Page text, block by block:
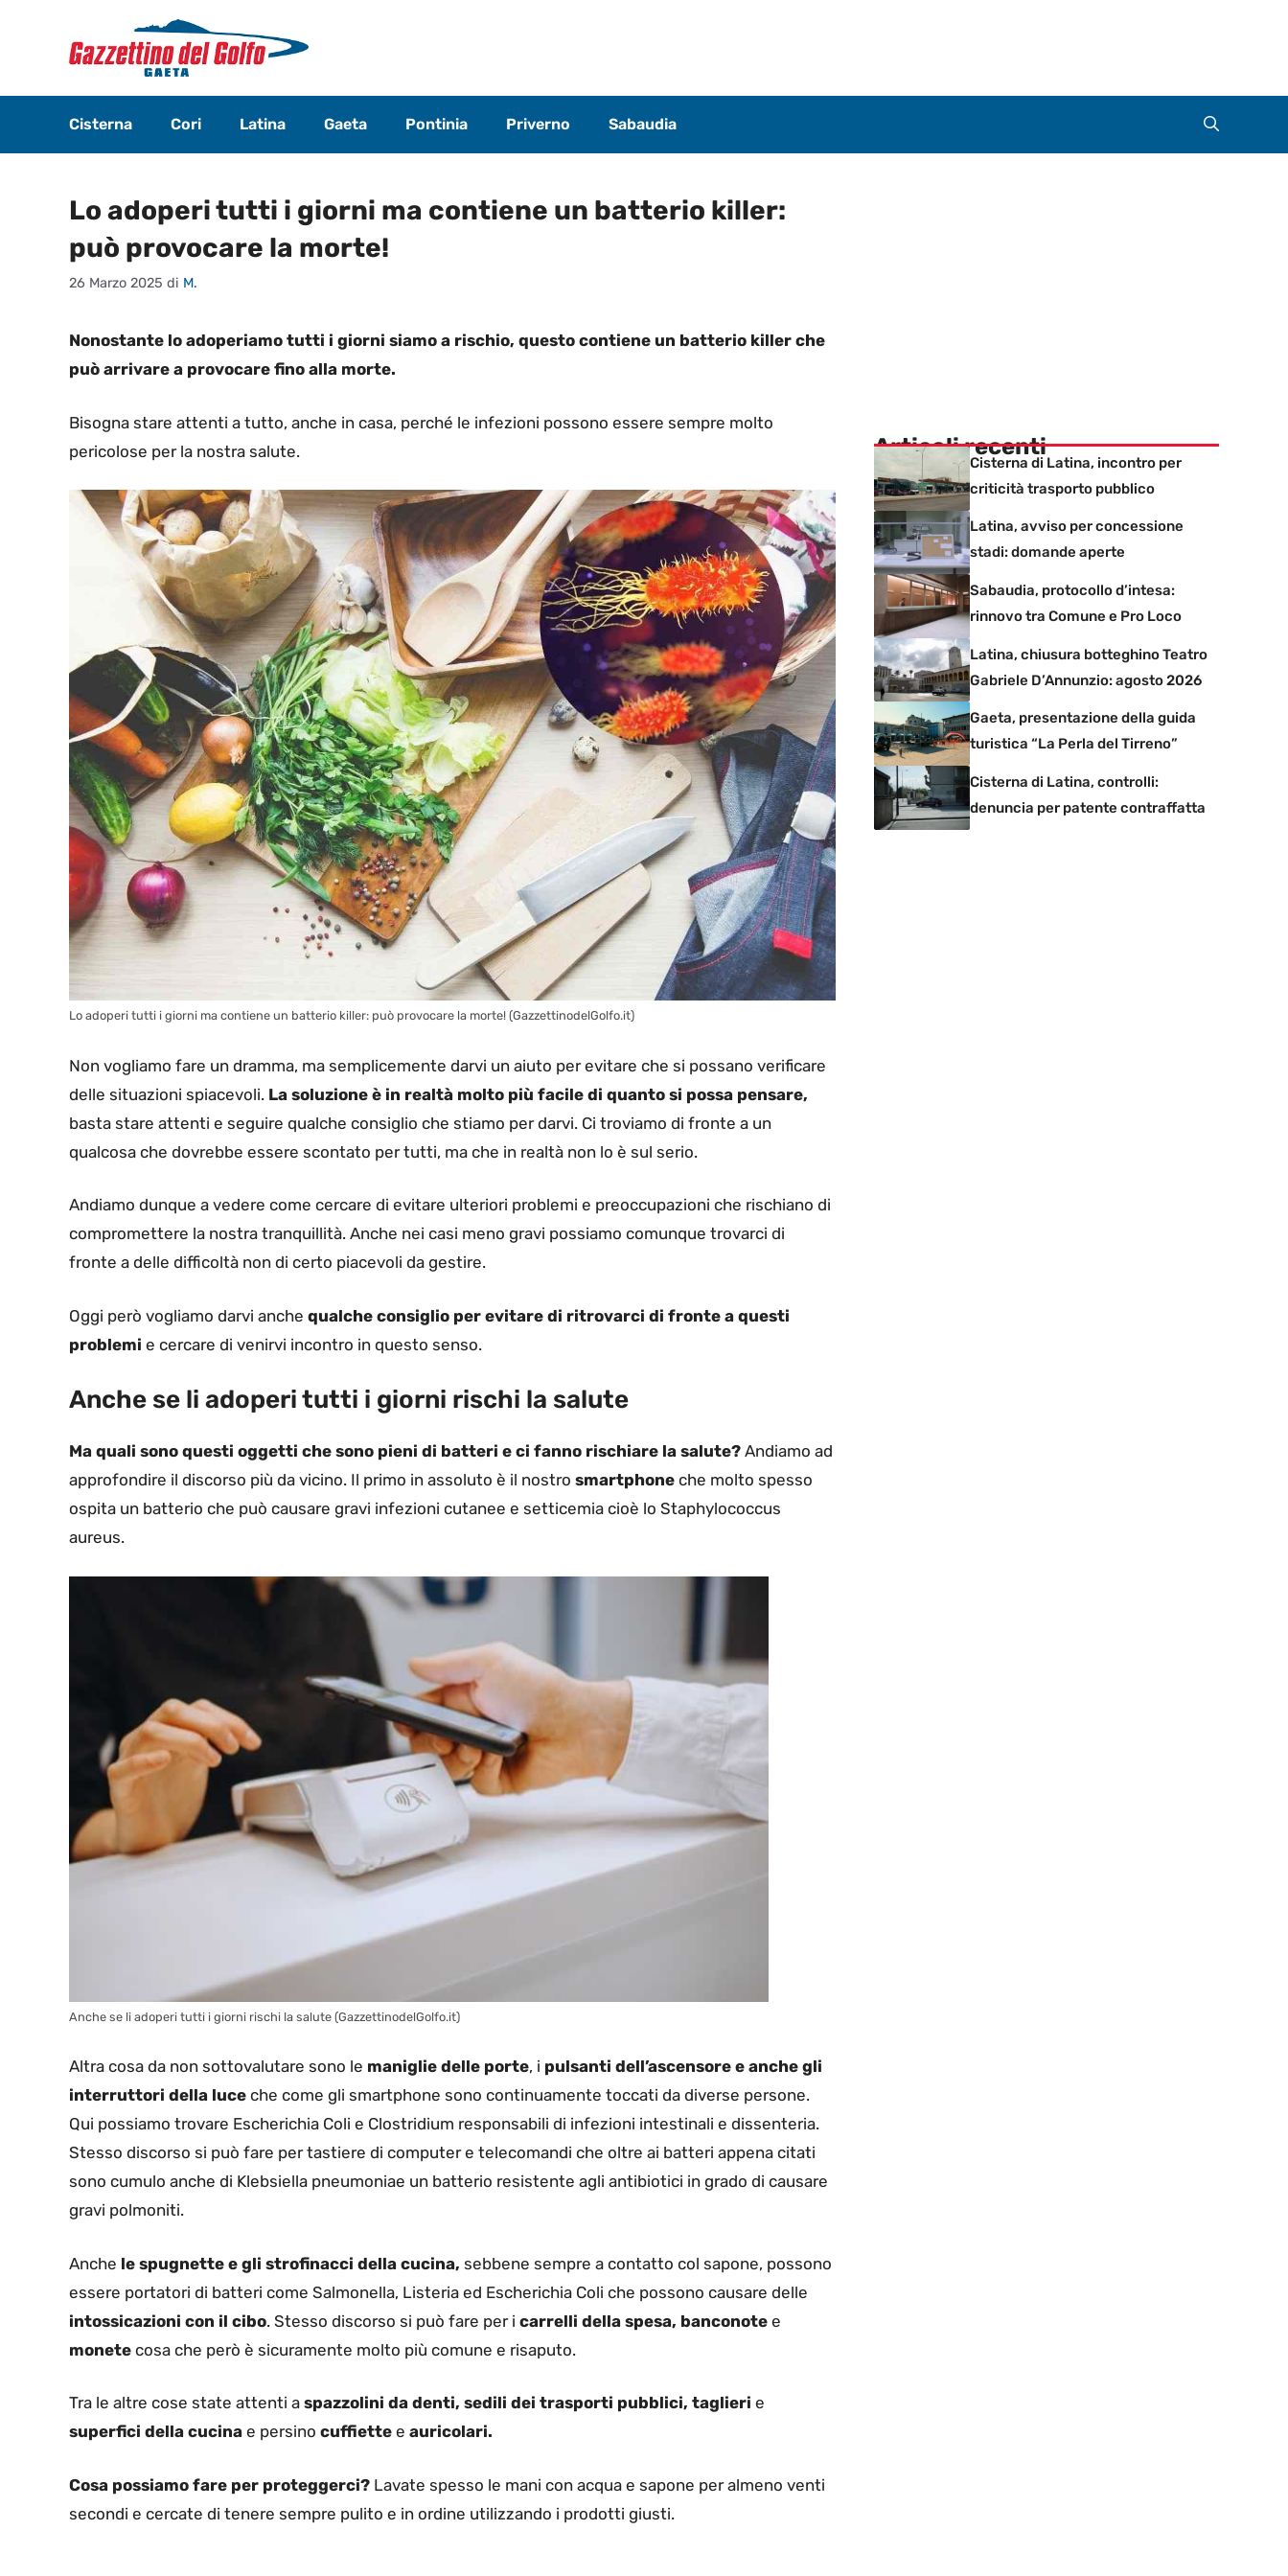
contenuto
Cisterna Cori Latina Gaeta Pontinia Priverno Sabaudia
Lo adoperi tutti i giorni ma contiene un batterio killer:
può provocare la morte!
26 Marzo 2025 di M.
Nonostante lo adoperiamo tutti i giorni siamo a rischio, questo contiene un batterio killer che
può arrivare a provocare fino alla morte.
Bisogna stare attenti a tutto, anche in casa, perché le infezioni possono essere sempre molto
pericolose per la nostra salute.
Lo adoperi tutti i giorni ma contiene un batterio killer: può provocare la morte! (GazzettinodelGolfo.it)
Non vogliamo fare un dramma, ma semplicemente darvi un aiuto per evitare che si possano verificare
delle situazioni spiacevoli. La soluzione è in realtà molto più facile di quanto si possa pensare,
basta stare attenti e seguire qualche consiglio che stiamo per darvi. Ci troviamo di fronte a un
qualcosa che dovrebbe essere scontato per tutti, ma che in realtà non lo è sul serio.
Andiamo dunque a vedere come cercare di evitare ulteriori problemi e preoccupazioni che rischiano di
compromettere la nostra tranquillità. Anche nei casi meno gravi possiamo comunque trovarci di
fronte a delle difficoltà non di certo piacevoli da gestire.
Oggi però vogliamo darvi anche qualche consiglio per evitare di ritrovarci di fronte a questi
problemi e cercare di venirvi incontro in questo senso.
Anche se li adoperi tutti i giorni rischi la salute
Ma quali sono questi oggetti che sono pieni di batteri e ci fanno rischiare la salute? Andiamo ad
approfondire il discorso più da vicino. Il primo in assoluto è il nostro smartphone che molto spesso
ospita un batterio che può causare gravi infezioni cutanee e setticemia cioè lo Staphylococcus
aureus.
Anche se li adoperi tutti i giorni rischi la salute (GazzettinodelGolfo.it)
Altra cosa da non sottovalutare sono le maniglie delle porte, i pulsanti dell’ascensore e anche gli
interruttori della luce che come gli smartphone sono continuamente toccati da diverse persone.
Qui possiamo trovare Escherichia Coli e Clostridium responsabili di infezioni intestinali e dissenteria.
Stesso discorso si può fare per tastiere di computer e telecomandi che oltre ai batteri appena citati
sono cumulo anche di Klebsiella pneumoniae un batterio resistente agli antibiotici in grado di causare
gravi polmoniti.
Anche le spugnette e gli strofinacci della cucina, sebbene sempre a contatto col sapone, possono
essere portatori di batteri come Salmonella, Listeria ed Escherichia Coli che possono causare delle
intossicazioni con il cibo. Stesso discorso si può fare per i carrelli della spesa, banconote e
monete cosa che però è sicuramente molto più comune e risaputo.
Tra le altre cose state attenti a spazzolini da denti, sedili dei trasporti pubblici, taglieri e
superfici della cucina e persino cuffiette e auricolari.
Cosa possiamo fare per proteggerci? Lavate spesso le mani con acqua e sapone per almeno venti
secondi e cercate di tenere sempre pulito e in ordine utilizzando i prodotti giusti.
Articoli recenti
Cisterna di Latina, incontro per
criticità trasporto pubblico
Latina, avviso per concessione
stadi: domande aperte
Sabaudia, protocollo d’intesa:
rinnovo tra Comune e Pro Loco
Latina, chiusura botteghino Teatro
Gabriele D’Annunzio: agosto 2026
Gaeta, presentazione della guida
turistica “La Perla del Tirreno”
Cisterna di Latina, controlli:
denuncia per patente contraffatta